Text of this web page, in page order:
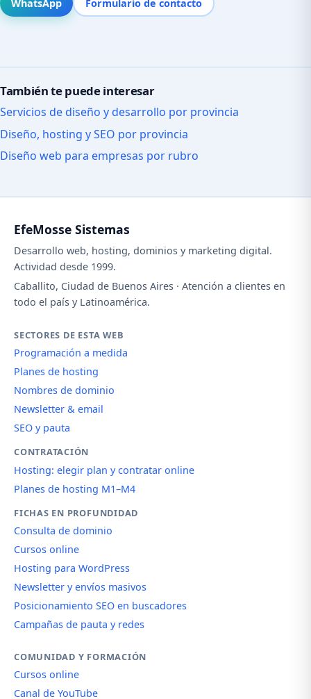
WhatsApp Formulario de contacto
También te puede interesar
Servicios de diseño y desarrollo por provincia
Diseño, hosting y SEO por provincia
Diseño web para empresas por rubro
EfeMosse Sistemas
Desarrollo web, hosting, dominios y marketing digital.
Actividad desde 1999.
Caballito, Ciudad de Buenos Aires · Atención a clientes en
todo el país y Latinoamérica.
SECTORES DE ESTA WEB
Programación a medida
Planes de hosting
Nombres de dominio
Newsletter & email
SEO y pauta
CONTRATACIÓN
Hosting: elegir plan y contratar online
Planes de hosting M1–M4
FICHAS EN PROFUNDIDAD
Consulta de dominio
Cursos online
Hosting para WordPress
Newsletter y envíos masivos
Posicionamiento SEO en buscadores
Campañas de pauta y redes
COMUNIDAD Y FORMACIÓN
Cursos online
Canal de YouTube